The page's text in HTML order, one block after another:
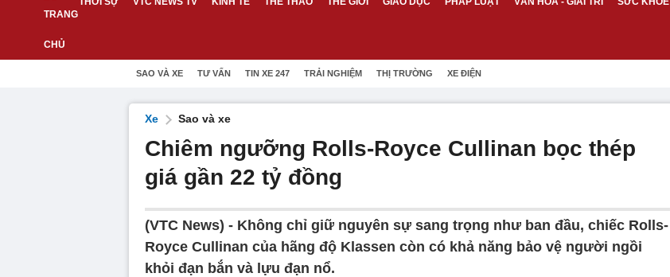
SAO VÀ XE TƯ VẤN TIN XE 247 TRẢI NGHIỆM THỊ TRƯỜNG XE ĐIỆN
Xe Sao và xe
Chiêm ngưỡng Rolls-Royce Cullinan bọc thép
giá gần 22 tỷ đồng
(VTC News) - Không chỉ giữ nguyên sự sang trọng như ban đầu, chiếc Rolls-
Royce Cullinan của hãng độ Klassen còn có khả năng bảo vệ người ngồi
khỏi đạn bắn và lựu đạn nổ.